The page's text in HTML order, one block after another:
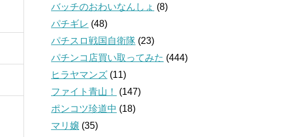
バッチのおわいなんしょ (8)
パチギレ (48)
パチスロ戦国自衛隊 (23)
パチンコ店買い取ってみた (444)
ヒラヤマンズ (11)
ファイト青山！
(147)
ポンコツ珍道中 (18)
マリ嬢 (35)